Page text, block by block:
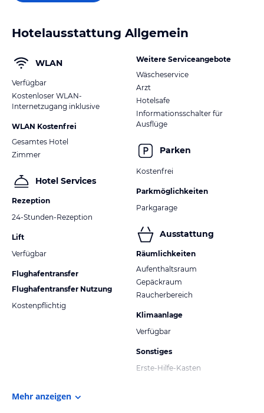
Hotelausstattung Allgemein
WLAN
Verfügbar
Kostenloser WLAN-
Internetzugang inklusive
WLAN Kostenfrei
Gesamtes Hotel
Zimmer
Hotel Services
Rezeption
24-Stunden-Rezeption
Lift
Verfügbar
Flughafentransfer
Flughafentransfer Nutzung
Kostenpflichtig
Weitere Serviceangebote
Wäscheservice
Arzt
Hotelsafe
Informationsschalter für
Ausflüge
Parken
Kostenfrei
Parkmöglichkeiten
Parkgarage
Ausstattung
Räumlichkeiten
Aufenthaltsraum
Gepäckraum
Raucherbereich
Klimaanlage
Verfügbar
Sonstiges
Erste-Hilfe-Kasten
Mehr anzeigen